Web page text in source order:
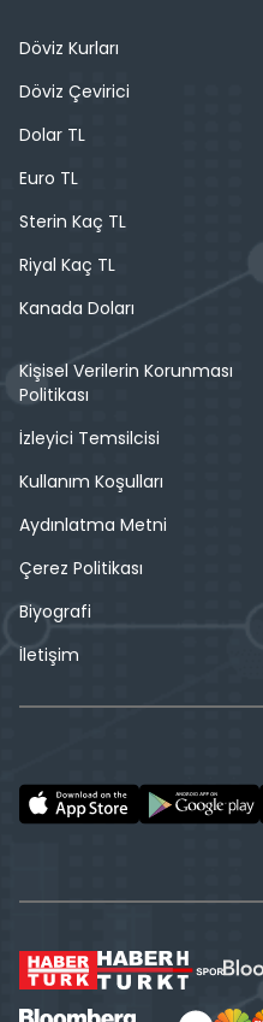
Döviz Kurları
Döviz Çevirici
Dolar TL
Euro TL
Sterin Kaç TL
Riyal Kaç TL
Kanada Doları
Kişisel Verilerin Korunması
Politikası
İzleyici Temsilcisi
Kullanım Koşulları
Aydınlatma Metni
Çerez Politikası
Biyografi
İletişim